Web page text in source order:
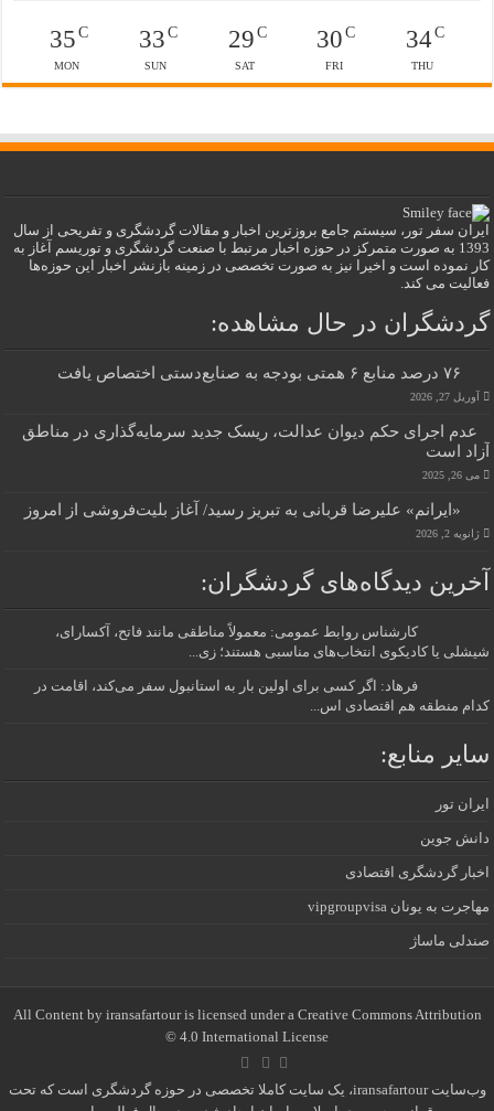
34C
THU
30 C
FRI
29C
SAT
33C
SUN
35C
MON
ایران سفر تور، سیستم جامع بروزترین اخبار و مقالات گردشگری و تفریحی از سال
1393 به صورت متمرکز در حوزه اخبار مرتبط با صنعت گردشگری و توریسم آغاز به
کار نموده است و اخیرا نیز به صورت تخصصی در زمینه بازنشر اخبار این حوزه‌ها
فعالیت می کند.
گردشگران در حال مشاهده:
۷۶ درصد منابع ۶ همتی بودجه به صنایع‌دستی اختصاص یافت
آوریل 27, 2026
عدم اجرای حکم دیوان عدالت، ریسک جدید سرمایه‌گذاری در مناطق
آزاد است
می 26, 2025
«ایرانم» علیرضا قربانی به تبریز رسید/ آغاز بلیت‌فروشی از امروز
ژانویه 2, 2026
آخرین دیدگاه‌های گردشگران:
کارشناس روابط عمومی: معمولاً مناطقی مانند فاتح، آکسارای،
شیشلی یا کادیکوی انتخاب‌های مناسبی هستند؛ زی...
فرهاد: اگر کسی برای اولین بار به استانبول سفر می‌کند، اقامت در
کدام منطقه هم اقتصادی اس...
سایر منابع:
ایران تور
دانش جوین
اخبار گردشگری اقتصادی
مهاجرت به یونان vipgroupvisa
صندلی ماساژ
All Content by iransafartour is licensed under a Creative Commons Attribution
4.0 International License ©️
وب‌سایت iransafartour، یک سایت کاملا تخصصی در حوزه گردشگری است که تحت